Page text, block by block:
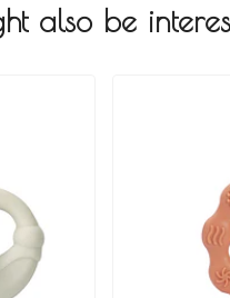
also be